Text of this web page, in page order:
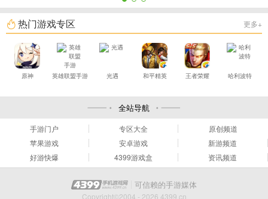
热门游戏专区 更多+
原神 英雄联盟手游 光遇 和平精英 王者荣耀 哈利波特
全站导航
手游门户 专区大全
原创频道
苹果游戏
安卓游戏
新游频道
好游快爆
4399游戏盒 资讯频道
可信赖的手游媒体
Copyright©2004 - 2026 4399.cn